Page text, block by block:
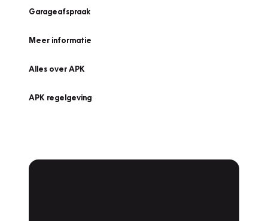
Garageafspraak
Meer informatie
Alles over APK
APK regelgeving